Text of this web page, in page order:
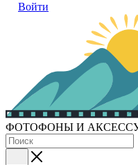
Войти
ФОТОФОНЫ И